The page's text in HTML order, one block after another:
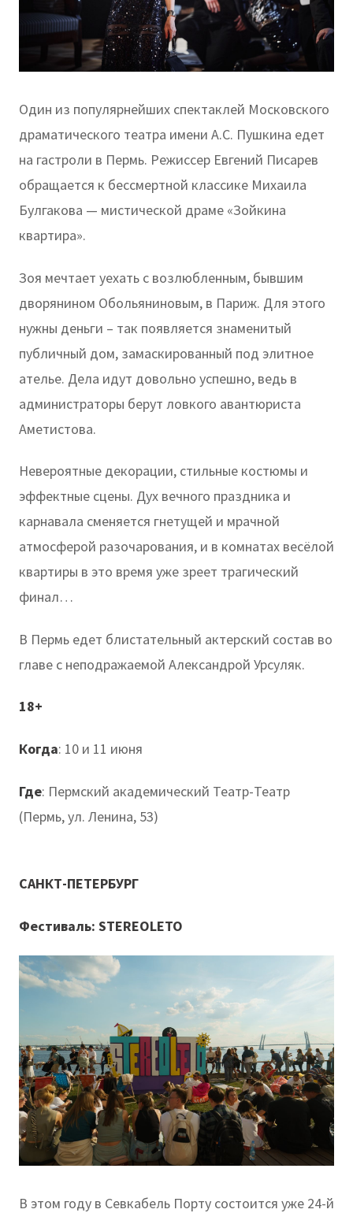
Один из популярнейших спектаклей Московского
драматического театра имени А.С. Пушкина едет
на гастроли в Пермь. Режиссер Евгений Писарев
обращается к бессмертной классике Михаила
Булгакова — мистической драме «Зойкина
квартира».
Зоя мечтает уехать с возлюбленным, бывшим
дворянином Обольяниновым, в Париж. Для этого
нужны деньги – так появляется знаменитый
публичный дом, замаскированный под элитное
ателье. Дела идут довольно успешно, ведь в
администраторы берут ловкого авантюриста
Аметистова.
Невероятные декорации, стильные костюмы и
эффектные сцены. Дух вечного праздника и
карнавала сменяется гнетущей и мрачной
атмосферой разочарования, и в комнатах весёлой
квартиры в это время уже зреет трагический
финал…
В Пермь едет блистательный актерский состав во
главе с неподражаемой Александрой Урсуляк.
18+
Когда: 10 и 11 июня
Где: Пермский академический Театр-Театр
(Пермь, ул. Ленина, 53)
САНКТ-ПЕТЕРБУРГ
Фестиваль: STEREOLETO
В этом году в Севкабель Порту состоится уже 24-й